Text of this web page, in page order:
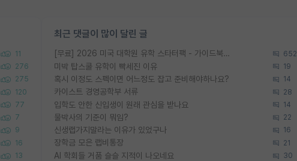
11
276
275
120
77
7
9
16
13
최근 댓글이 많이 달린 글
[무료] 2026 미국 대학원 유학 스타터팩 - 가이드북 & 합격자 컨택메일 템플릿 652
미박 탑스쿨 유학이 빡세진 이유 19
혹시 이정도 스펙이면 어느정도 잡고 준비해야하나요? 14
카이스트 경영공학부 서류 28
입학도 안한 신입생이 원래 관심을 받나요 14
물박사의 기준이 뭐임? 22
신생랩가지말라는 이유가 있었구나 16
장학금 모은 랩비통장 21
AI 학회들 거품 슬슬 지적이 나오네요 30